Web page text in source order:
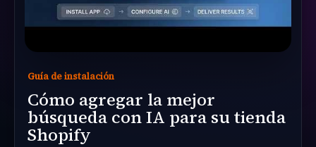
Guía de instalación
Cómo agregar la mejor
búsqueda con IA para su tienda
Shopify